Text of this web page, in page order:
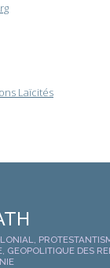
Laïcités
GEOPOLITIQUE DES